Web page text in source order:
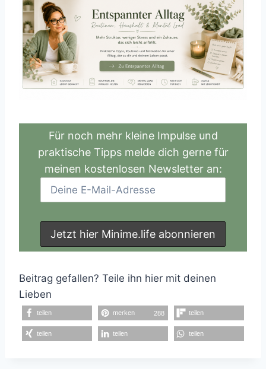
Für noch mehr kleine Impulse und
praktische Tipps melde dich gerne für
meinen kostenlosen Newsletter an:
Beitrag gefallen? Teile ihn hier mit deinen
Lieben
teilen merken 288 teilen
teilen teilen teilen